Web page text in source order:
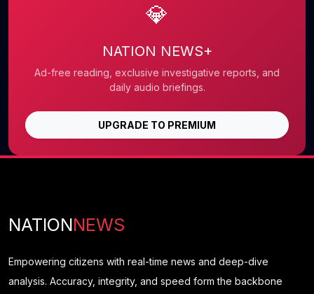
💎
NATION NEWS+
Ad-free reading, exclusive investigative reports, and
daily audio briefings.
UPGRADE TO PREMIUM
NATIONNEWS
Empowering citizens with real-time news and deep-dive
analysis. Accuracy, integrity, and speed form the backbone